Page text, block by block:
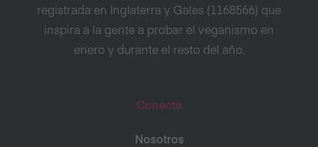
registrada en Inglaterra y Gales (1168566) que
inspira a la gente a probar el veganismo en
enero y durante el resto del año.
Conecta
Nosotros